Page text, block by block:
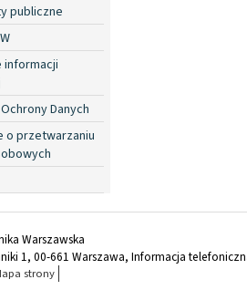
publiczne
informacji
Danych
o przetwarzaniu
Warszawska
1, 00-661 Warszawa, Informacja
strony